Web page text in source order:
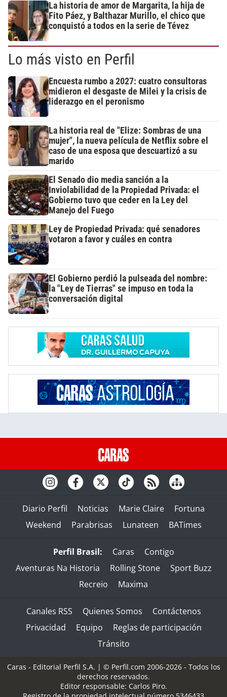
La historia de amor de Margarita, la hija de
Fito Páez, y Balthazar Murillo, el chico que
conquistó a todos en la serie de Tévez
Lo más visto en Perfil
Encuesta rumbo a 2027: cuatro consultoras
midieron el desgaste de Milei y la crisis de
liderazgo en el peronismo
La historia real de "Elize: Sombras de una
mujer", la nueva película de Netflix sobre el
caso de una esposa que descuartizó a su
marido
El Senado dio media sanción a la
Inviolabilidad de la Propiedad Privada: el
Gobierno tuvo que ceder en la Ley del
Manejo del Fuego
Ley de Propiedad Privada: qué senadores
votaron a favor y cuáles en contra
El Gobierno perdió la pulseada del nombre:
la "Ley de Tierras" se impuso en toda la
conversación digital
Diario Perfil Noticias Marie Claire
Fortuna
Weekend
Parabrisas Lunateen BATimes
Perfil Brasil: Caras
Contigo
Aventuras Na Historia
Rolling Stone
Sport Buzz
Recreio
Maxima
Canales RSS Quienes Somos
Contáctenos
Privacidad
Equipo
Reglas de participación
Tránsito
Caras - Editorial Perfil S.A. | © Perfil.com 2006-2026 - Todos los
derechos reservados.
Editor responsable: Carlos Piro.